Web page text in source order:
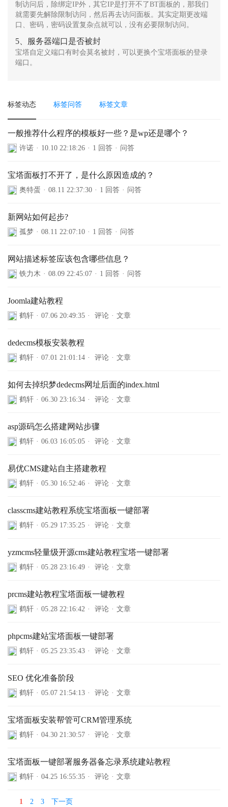
制访问后，除绑定IP外，其它IP是打开不了BT面板的，那我们
就需要先解除限制访问，然后再去访问面板。其实定期更改端
口、密码，密码设置复杂点就可以，没有必要限制访问。
5、服务器端口是否被封
宝塔自定义端口有时会莫名被封，可以更换个宝塔面板的登录
端口。
标签动态 标签问答 标签文章
一般推荐什么程序的模板好一些？是wp还是哪个？
许诺 · 10.10 22:18:26 · 1 回答 · 问答
宝塔面板打不开了，是什么原因造成的？
奥特蛋 · 08.11 22:37:30 · 1 回答 · 问答
新网站如何起步?
孤梦 · 08.11 22:07:10 · 1 回答 · 问答
网站描述标签应该包含哪些信息？
铁力木 · 08.09 22:45:07 · 1 回答 · 问答
Joomla建站教程
鹤轩 · 07.06 20:49:35 · 评论 · 文章
dedecms模板安装教程
鹤轩 · 07.01 21:01:14 · 评论 · 文章
如何去掉织梦dedecms网址后面的index.html
鹤轩 · 06.30 23:16:34 · 评论 · 文章
asp源码怎么搭建网站步骤
鹤轩 · 06.03 16:05:05 · 评论 · 文章
易优CMS建站自主搭建教程
鹤轩 · 05.30 16:52:46 · 评论 · 文章
classcms建站教程系统宝塔面板一键部署
鹤轩 · 05.29 17:35:25 · 评论 · 文章
yzmcms轻量级开源cms建站教程宝塔一键部署
鹤轩 · 05.28 23:16:49 · 评论 · 文章
prcms建站教程宝塔面板一键教程
鹤轩 · 05.28 22:16:42 · 评论 · 文章
phpcms建站宝塔面板一键部署
鹤轩 · 05.25 23:35:43 · 评论 · 文章
SEO 优化准备阶段
鹤轩 · 05.07 21:54:13 · 评论 · 文章
宝塔面板安装帮管可CRM管理系统
鹤轩 · 04.30 21:30:57 · 评论 · 文章
宝塔面板一键部署服务器备忘录系统建站教程
鹤轩 · 04.25 16:55:35 · 评论 · 文章
1 2 3 下一页